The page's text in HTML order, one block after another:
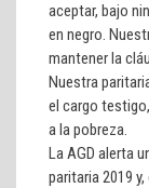
aceptar, bajo
en negro.
mantener la
Nuestra
el cargo
a la pobreza.
La AGD alerta
paritaria 2019